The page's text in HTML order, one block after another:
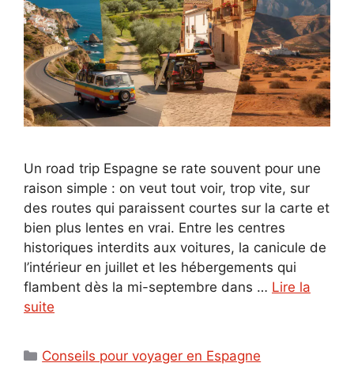
Un road trip Espagne se rate souvent pour une
raison simple : on veut tout voir, trop vite, sur
des routes qui paraissent courtes sur la carte et
bien plus lentes en vrai. Entre les centres
historiques interdits aux voitures, la canicule de
l’intérieur en juillet et les hébergements qui
flambent dès la mi-septembre dans … Lire la
suite
Catégories
Conseils pour voyager en Espagne